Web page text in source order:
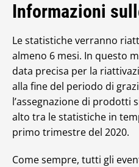
Informazioni
Le statistiche verranno
almeno 6 mesi. In questo
data precisa per la
alla fine del periodo di
l’assegnazione di prodotti
alto tra le statistiche in
primo trimestre del 2020.
Come sempre, tutti gli